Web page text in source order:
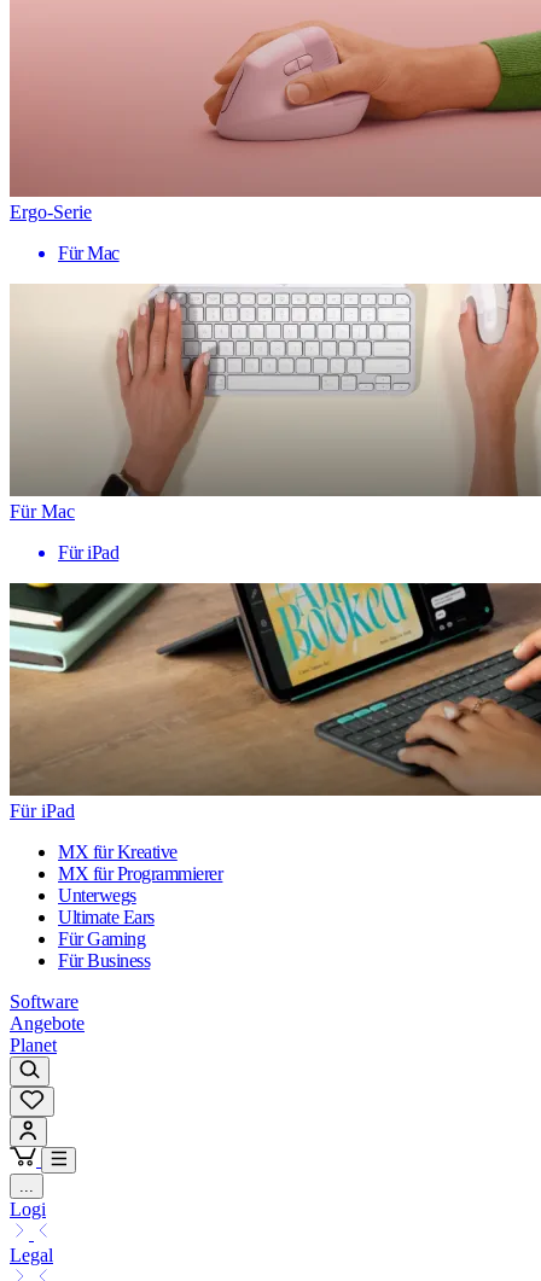
Ergo-Serie
Für Mac
Für Mac
Für iPad
Für iPad
MX für Kreative
MX für Programmierer
Unterwegs
Ultimate Ears
Für Gaming
Für Business
Software
Angebote
Planet
...
Logi
Legal